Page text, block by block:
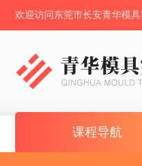
欢迎访问东莞市长安青华模具
课程导航